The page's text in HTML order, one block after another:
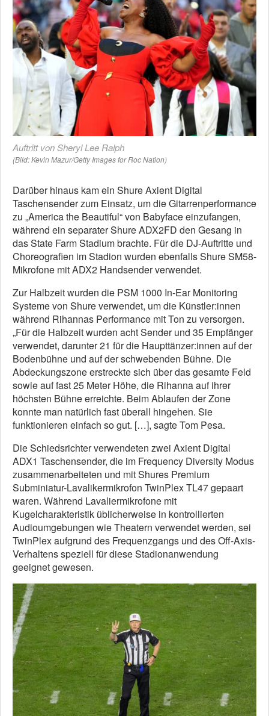
Auftritt von Sheryl Lee Ralph
(Bild: Kevin Mazur/Getty Images for Roc Nation)
Darüber hinaus kam ein Shure Axient Digital
Taschensender zum Einsatz, um die Gitarrenperformance
zu „America the Beautiful“ von Babyface einzufangen,
während ein separater Shure ADX2FD den Gesang in
das State Farm Stadium brachte. Für die DJ-Auftritte und
Choreografien im Stadion wurden ebenfalls Shure SM58-
Mikrofone mit ADX2 Handsender verwendet.
Zur Halbzeit wurden die PSM 1000 In-Ear Monitoring
Systeme von Shure verwendet, um die Künstler:innen
während Rihannas Performance mit Ton zu versorgen.
„Für die Halbzeit wurden acht Sender und 35 Empfänger
verwendet, darunter 21 für die Haupttänzer:innen auf der
Bodenbühne und auf der schwebenden Bühne. Die
Abdeckungszone erstreckte sich über das gesamte Feld
sowie auf fast 25 Meter Höhe, die Rihanna auf ihrer
höchsten Bühne erreichte. Beim Ablaufen der Zone
konnte man natürlich fast überall hingehen. Sie
funktionieren einfach so gut. […], sagte Tom Pesa.
Die Schiedsrichter verwendeten zwei Axient Digital
ADX1 Taschensender, die im Frequency Diversity Modus
zusammenarbeiteten und mit Shures Premium
Subminiatur-Lavalikermikrofon TwinPlex TL47 gepaart
waren. Während Lavaliermikrofone mit
Kugelcharakteristik üblicherweise in kontrollierten
Audioumgebungen wie Theatern verwendet werden, sei
TwinPlex aufgrund des Frequenzgangs und des Off-Axis-
Verhaltens speziell für diese Stadionanwendung
geeignet gewesen.